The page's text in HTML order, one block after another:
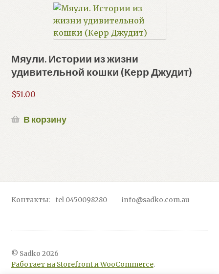
Мяули. Истории из жизни
удивительной кошки (Керр Джудит)
$51.00
В корзину
Контакты: tel 0450098280 info@sadko.com.au
© Sadko 2026
Работает на Storefront и WooCommerce.